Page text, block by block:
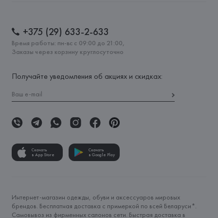
+375 (29) 633-2-633
Время работы: пн-вс с 09:00 до 21:00,
Заказы через корзину круглосуточно
Получайте уведомления об акциях и скидках:
Скачать
в App Store
Скачать
в Google Play
Интернет-магазин одежды, обуви и аксессуаров мировых
брендов. Бесплатная доставка с примеркой по всей Беларуси*.
Самовывоз из фирменных салонов сети. Быстрая доставка в